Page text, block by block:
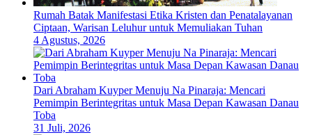
Rumah Batak Manifestasi Etika Kristen dan Penatalayanan
Ciptaan, Warisan Leluhur untuk Memuliakan Tuhan
4 Agustus, 2026
Dari Abraham Kuyper Menuju Na Pinaraja: Mencari
Pemimpin Berintegritas untuk Masa Depan Kawasan Danau
Toba
31 Juli, 2026